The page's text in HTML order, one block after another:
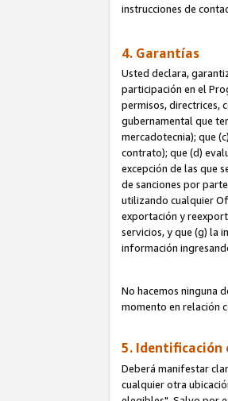
instrucciones de
4. Garantías
Usted declara,
participación en el
permisos, directrices,
gubernamental que
mercadotecnia); que
contrato); que (d)
excepción de las que
de sanciones por
utilizando cualquier
exportación y
servicios, y que (g) la
información
No hacemos ninguna
momento en relación
5. Identificación
Deberá manifestar
cualquier otra